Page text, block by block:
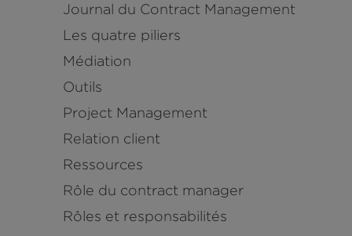
Journal du Contract Management
Les quatre piliers
Médiation
Outils
Project Management
Relation client
Ressources
Rôle du contract manager
Rôles et responsabilités